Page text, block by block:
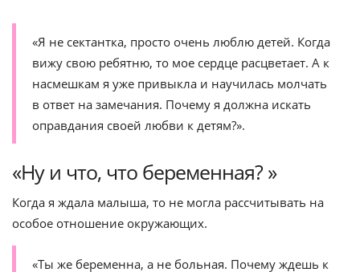
«Я не сектантка, просто очень люблю детей. Когда
вижу свою ребятню, то мое сердце расцветает. А к
насмешкам я уже привыкла и научилась молчать
в ответ на замечания. Почему я должна искать
оправдания своей любви к детям?».
«Ну и что, что беременная? »
Когда я ждала малыша, то не могла рассчитывать на
особое отношение окружающих.
«Ты же беременна, а не больная. Почему ждешь к